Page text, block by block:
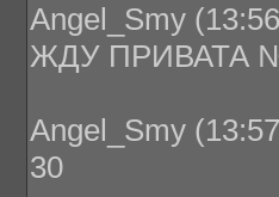
Angel_Smy
ЖДУ ПРИВАТА
Angel_Smy
30